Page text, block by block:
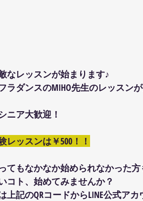
なレッスンが始まります♪
ラダンスのMIHO先生のレッスン
ニア大歓迎！
レッスンは￥500！！
てもなかなか始められなかった方
コト、始めてみませんか？
上記のQRコードからLINE公式ア